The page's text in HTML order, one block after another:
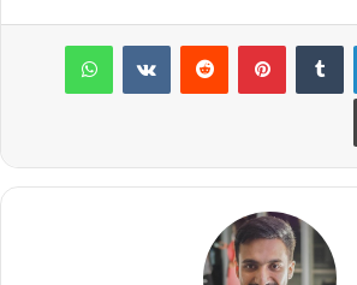
لينكدإن بينتيريست واتساب
طباعة